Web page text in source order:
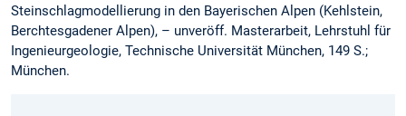
Steinschlagmodellierung in den Bayerischen Alpen (Kehlstein,
Berchtesgadener Alpen), – unveröff. Masterarbeit, Lehrstuhl für
Ingenieurgeologie, Technische Universität München, 149 S.;
München.